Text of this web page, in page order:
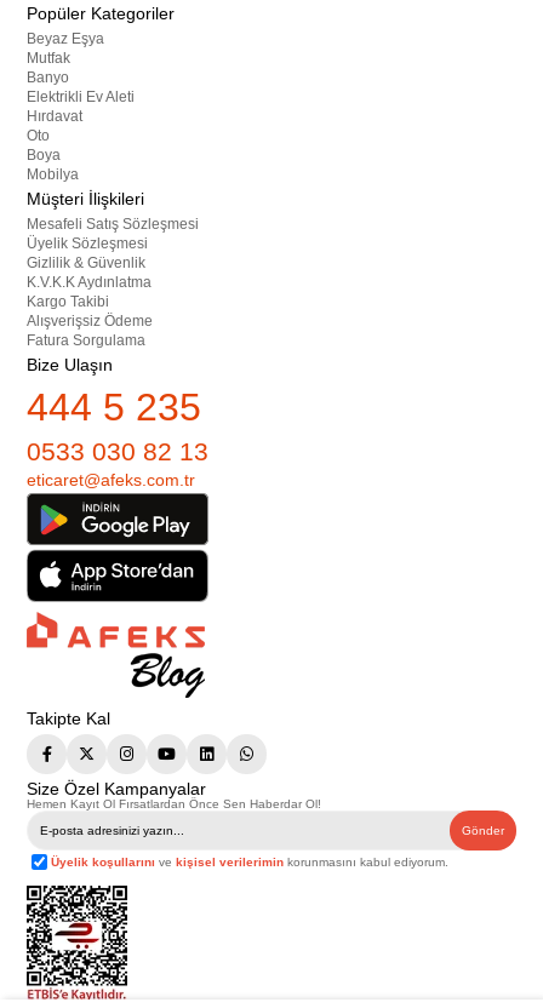
Popüler Kategoriler
Beyaz Eşya
Mutfak
Banyo
Elektrikli Ev Aleti
Hırdavat
Oto
Boya
Mobilya
Müşteri İlişkileri
Mesafeli Satış Sözleşmesi
Üyelik Sözleşmesi
Gizlilik & Güvenlik
K.V.K.K Aydınlatma
Kargo Takibi
Alışverişsiz Ödeme
Fatura Sorgulama
Bize Ulaşın
444 5 235
0533 030 82 13
eticaret@afeks.com.tr
Takipte Kal
Size Özel Kampanyalar
Hemen Kayıt Ol Fırsatlardan Önce Sen Haberdar Ol!
Gönder
Üyelik koşullarını vekişisel verilerimin korunmasını kabul ediyorum.